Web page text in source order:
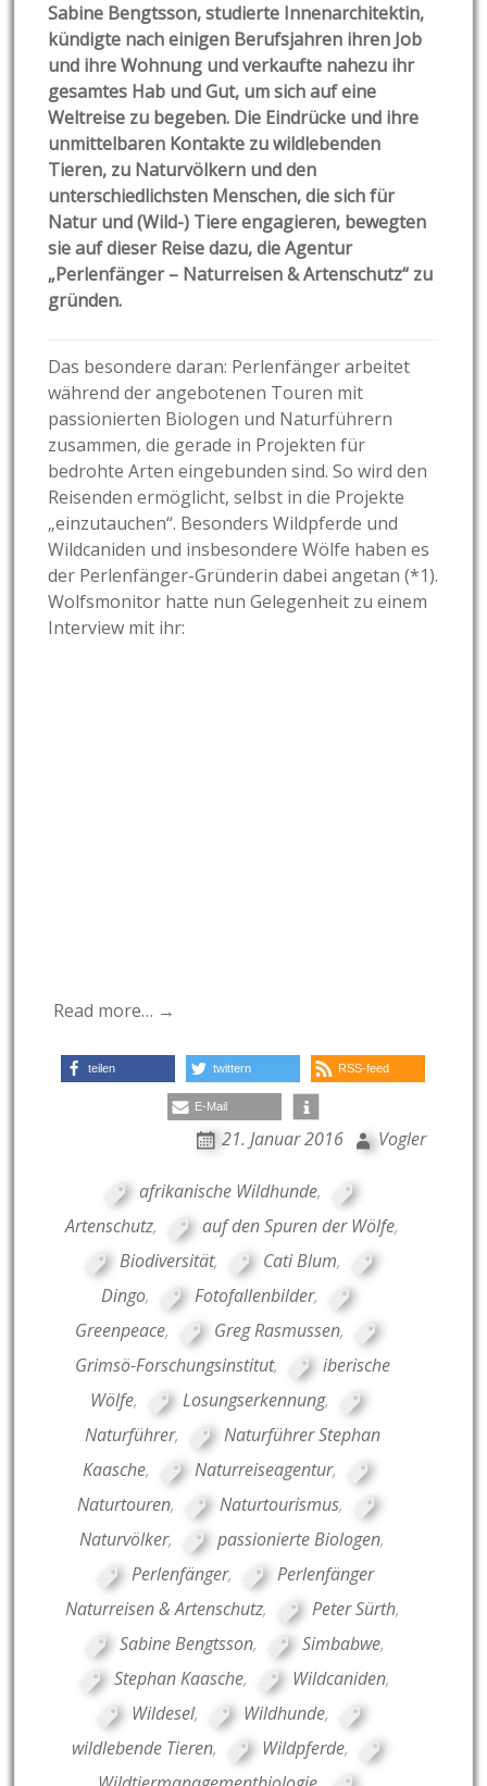
Sabine Bengtsson, studierte Innenarchitektin,
kündigte nach einigen Berufsjahren ihren Job
und ihre Wohnung und verkaufte nahezu ihr
gesamtes Hab und Gut, um sich auf eine
Weltreise zu begeben. Die Eindrücke und ihre
unmittelbaren Kontakte zu wildlebenden
Tieren, zu Naturvölkern und den
unterschiedlichsten Menschen, die sich für
Natur und (Wild-) Tiere engagieren, bewegten
sie auf dieser Reise dazu, die Agentur
„Perlenfänger – Naturreisen & Artenschutz“ zu
gründen.
Das besondere daran: Perlenfänger arbeitet
während der angebotenen Touren mit
passionierten Biologen und Naturführern
zusammen, die gerade in Projekten für
bedrohte Arten eingebunden sind. So wird den
Reisenden ermöglicht, selbst in die Projekte
„einzutauchen“. Besonders Wildpferde und
Wildcaniden und insbesondere Wölfe haben es
der Perlenfänger-Gründerin dabei angetan (*1).
Wolfsmonitor hatte nun Gelegenheit zu einem
Interview mit ihr:
Read more… →
teilen twittern RSS-feed
E-Mail
21. Januar 2016 Vogler
afrikanische Wildhunde,
Artenschutz, auf den Spuren der Wölfe,
Biodiversität, Cati Blum,
Dingo, Fotofallenbilder,
Greenpeace, Greg Rasmussen,
Grimsö-Forschungsinstitut,
iberische
Wölfe, Losungserkennung,
Naturführer,
Naturführer Stephan
Kaasche, Naturreiseagentur,
Naturtouren, Naturtourismus,
Naturvölker, passionierte Biologen,
Perlenfänger,
Perlenfänger
Naturreisen & Artenschutz, Peter Sürth,
Sabine Bengtsson, Simbabwe,
Stephan Kaasche, Wildcaniden,
Wildesel, Wildhunde,
wildlebende Tieren, Wildpferde,